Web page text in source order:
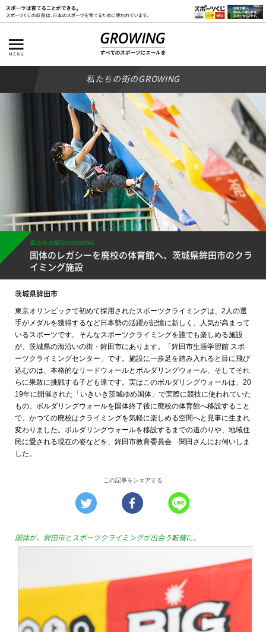
私たちの街のGROWING
私たちの街のGROWING
国体のレガシーを廃校の体育館へ、茨城県鉾田市のクラ
イミング施設
茨城県鉾田市
東京オリンピックで初めて採用されたスポーツクライミングは、2人の選
手がメダルを獲得するなど日本勢の活躍が記憶に新しく、人気が高まって
いるスポーツです。そんなスポーツクライミングを誰でも楽しめる施設
が、茨城県の海沿いの街・鉾田市にあります。「鉾田市生涯学習館 スポ
ーツクライミングセンター」です。施設に一歩足を踏み入れると目に飛び
込むのは、本格的なリードウォールとボルダリングウォール、そしてそれ
らに果敢に挑戦する子ども達です。実はこのボルダリングウォールは、20
19年に開催された「いきいき茨城ゆめ国体」で実際に競技に使われていた
もの。ボルダリングウォールを国体終了後に廃校の体育館へ移設すること
で、かつての廃校はクライミングを気軽に楽しめる空間へと見事に生まれ
変わりました。ボルダリングウォールを移設するまでの道のりや、地域住
民に愛される現在の姿などを、鉾田市教育委員会 関田さんにお伺いしま
した。
この記事をシェアする
国体が、鉾田市とスポーツクライミングが出会う転機に。